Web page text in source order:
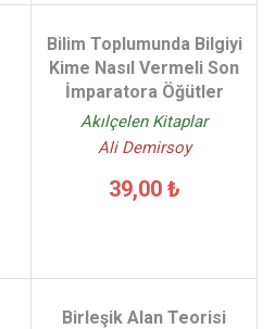
Bilim Toplumunda Bilgiyi
Kime Nasıl Vermeli Son
İmparatora Öğütler
Akılçelen Kitaplar
Ali Demirsoy
39,00 ₺
Birleşik Alan Teorisi